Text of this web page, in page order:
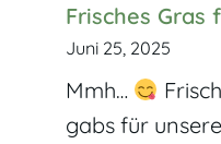
Frisches Gras
Juni 25, 2025
Mmh…
gabs für